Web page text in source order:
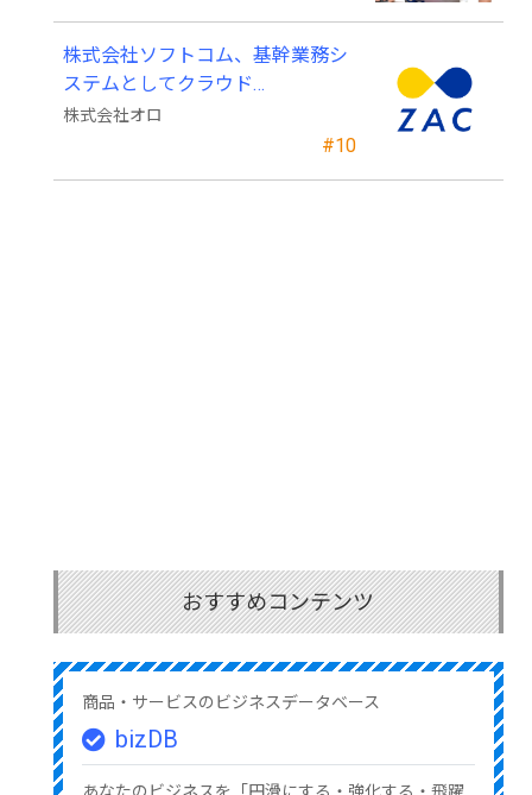
#10
株式会社ソフトコム、基幹業務シ
ステムとしてクラウド
ERP「ZAC」を採用
株式会社オロ
おすすめコンテンツ
商品・サービスのビジネスデータベース
bizDB